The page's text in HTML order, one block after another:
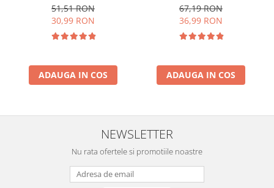
51,51 RON
30,99 RON
ADAUGA IN COS
67,19 RON
36,99 RON
ADAUGA IN COS
NEWSLETTER
Nu rata ofertele si promotiile noastre